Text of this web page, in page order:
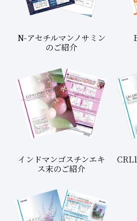
N-アセチルマンノサミン
のご紹介
インドマンゴスチンエキ
ス末のご紹介